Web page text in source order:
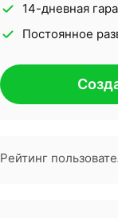
14-дневная
Постоянное
Рейтинг